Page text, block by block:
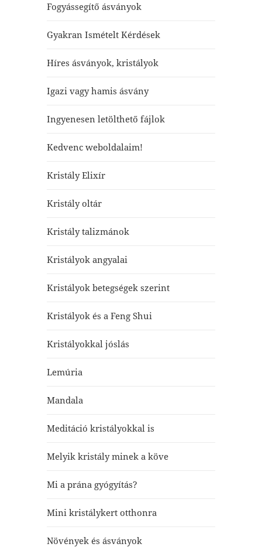
Fogyássegítő ásványok
Gyakran Ismételt Kérdések
Híres ásványok, kristályok
Igazi vagy hamis ásvány
Ingyenesen letölthető fájlok
Kedvenc weboldalaim!
Kristály Elixír
Kristály oltár
Kristály talizmánok
Kristályok angyalai
Kristályok betegségek szerint
Kristályok és a Feng Shui
Kristályokkal jóslás
Lemúria
Mandala
Meditáció kristályokkal is
Melyik kristály minek a köve
Mi a prána gyógyítás?
Mini kristálykert otthonra
Növények és ásványok